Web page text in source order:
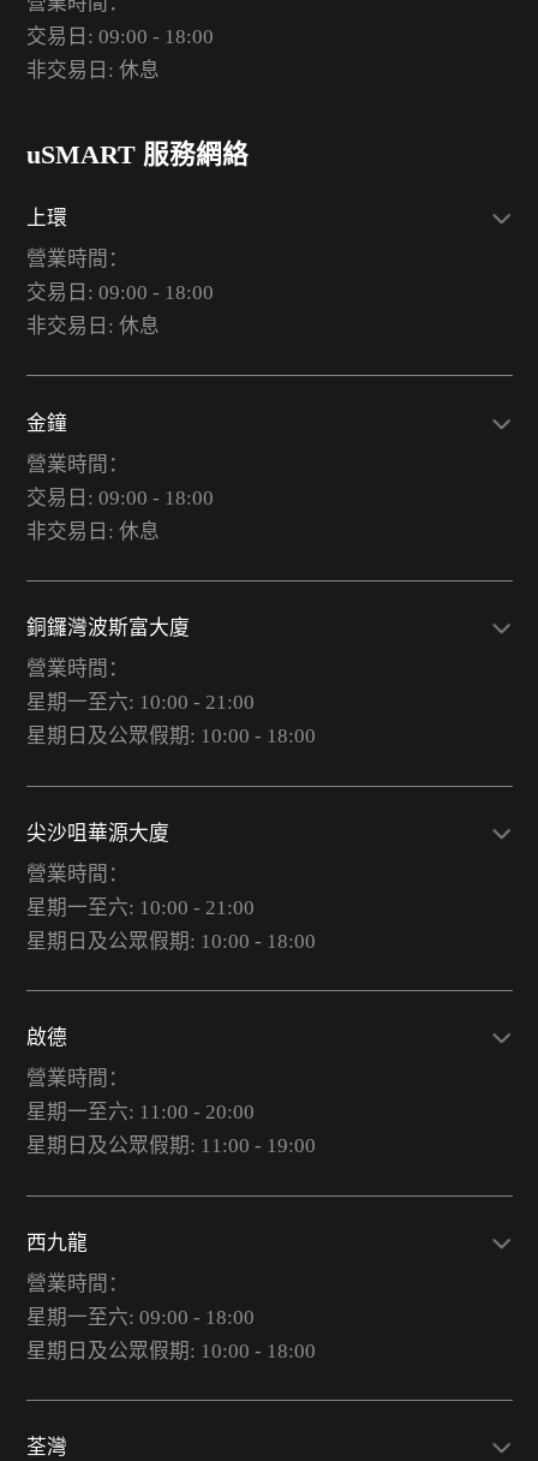
交易日: 09:00 - 18:00
非交易日: 休息
uSMART 服務網絡
上環
營業時間：
交易日: 09:00 - 18:00
非交易日: 休息
金鐘
營業時間：
交易日: 09:00 - 18:00
非交易日: 休息
銅鑼灣波斯富大廈
營業時間：
星期一至六: 10:00 - 21:00
星期日及公眾假期: 10:00 - 18:00
尖沙咀華源大廈
營業時間：
星期一至六: 10:00 - 21:00
星期日及公眾假期: 10:00 - 18:00
啟德
營業時間：
星期一至六: 11:00 - 20:00
星期日及公眾假期: 11:00 - 19:00
西九龍
營業時間：
星期一至六: 09:00 - 18:00
星期日及公眾假期: 10:00 - 18:00
荃灣